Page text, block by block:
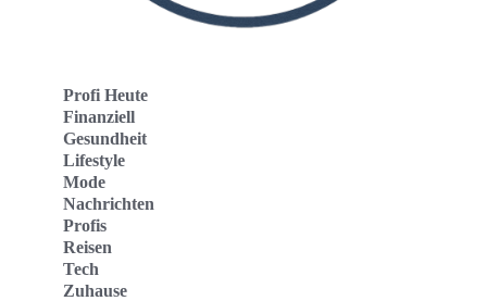
Profi Heute
Finanziell
Gesundheit
Lifestyle
Mode
Nachrichten
Profis
Reisen
Tech
Zuhause